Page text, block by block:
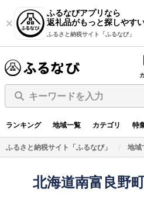
ふるなびアプリなら
返礼品がもっと探しやす
ふるさと納税サイト「ふるなび」
キーワードを入力
ランキング 地域一覧 カテゴリ 特
ふるさと納税サイト「ふるなび」 地域
北海道南富良野